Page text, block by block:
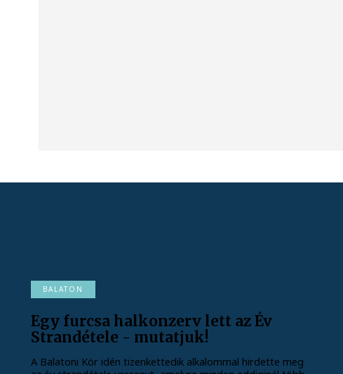
BALATON
Egy furcsa halkonzerv lett az Év
Strandétele - mutatjuk!
A Balatoni Kör idén tizenkettedik alkalommal hirdette meg